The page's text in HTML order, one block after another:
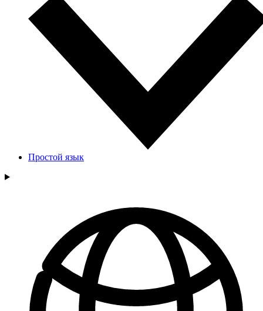
Простой язык